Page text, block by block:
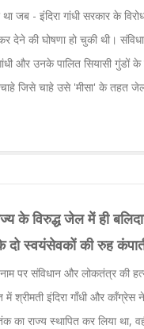
जब - इंदिरा गांधी सरकार के
देने की घोषणा हो चुकी थी।
और उनके पालित सियासी गुंडों
जिसे चाहे उसे 'मीसा' के तहत
के विरुद्ध जेल में ही
स्वयंसेवकों की रुह
पर संविधान और लोकतंत्र की
श्रीमती इंदिरा गाँधी और कॉंग्रेस
का राज्य स्थापित कर लिया था,